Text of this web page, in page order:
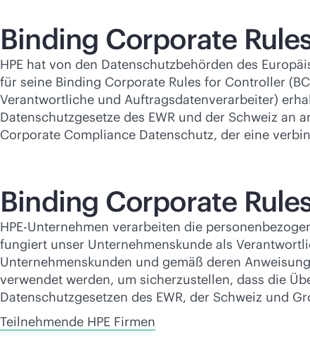
Binding Corporate
HPE hat von den Datenschutzbehörden des
für seine Binding Corporate Rules for Controller
Verantwortliche und Auftragsdatenverarbeiter)
Datenschutzgesetze des EWR und der Schweiz an
Corporate Compliance Datenschutz, der eine
Binding Corporate
HPE-Unternehmen verarbeiten die
fungiert unser Unternehmenskunde als
Unternehmenskunden und gemäß deren
verwendet werden, um sicherzustellen, dass die
Datenschutzgesetzen des EWR, der Schweiz und
Teilnehmende HPE Firmen